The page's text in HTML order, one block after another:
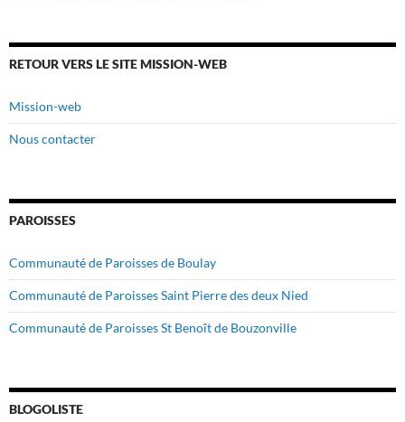
RETOUR VERS LE SITE MISSION-WEB
Mission-web
Nous contacter
PAROISSES
Communauté de Paroisses de Boulay
Communauté de Paroisses Saint Pierre des deux Nied
Communauté de Paroisses St Benoît de Bouzonville
BLOGOLISTE